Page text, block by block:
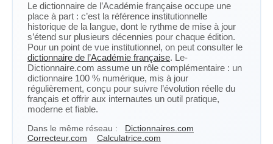
Le dictionnaire de l’Académie française occupe une
place à part : c’est la référence institutionnelle
historique de la langue, dont le rythme de mise à jour
s’étend sur plusieurs décennies pour chaque édition.
Pour un point de vue institutionnel, on peut consulter le
dictionnaire de l’Académie française. Le-
Dictionnaire.com assume un rôle complémentaire : un
dictionnaire 100 % numérique, mis à jour
régulièrement, conçu pour suivre l’évolution réelle du
français et offrir aux internautes un outil pratique,
moderne et fiable.
Dans le même réseau :
Dictionnaires.com
Correcteur.com
Calculatrice.com